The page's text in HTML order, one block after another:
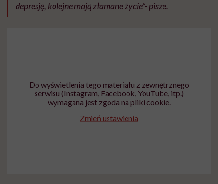
depresję, kolejne mają złamane życie”- pisze.
Do wyświetlenia tego materiału z zewnętrznego
serwisu (Instagram, Facebook, YouTube, itp.)
wymagana jest zgoda na pliki cookie.
Zmień ustawienia